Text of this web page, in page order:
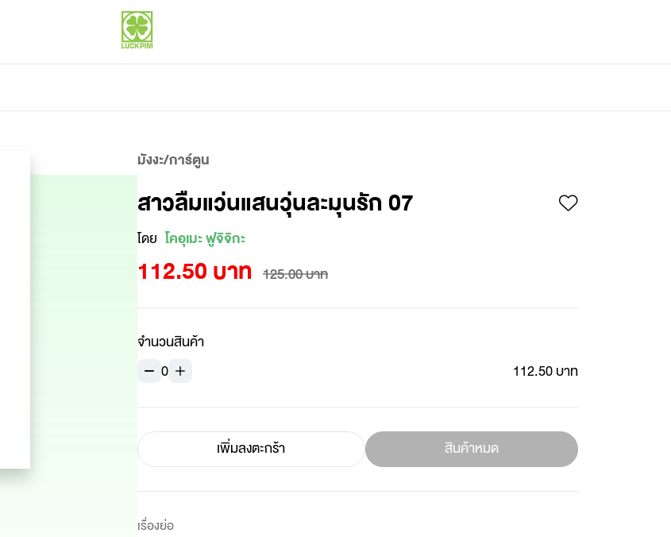
เข้าสู่ระบบ/สมัครสมาชิก
มังงะ/การ์ตูน
สาวลืมแว่นแสนวุ่นละมุนรัก 07
โดย โคอุเมะ ฟูจิจิกะ
112.50 บาท 125.00 บาท
จำนวนสินค้า
0
112.50 บาท
เพิ่มลงตะกร้า สินค้าหมด
เรื่องย่อ